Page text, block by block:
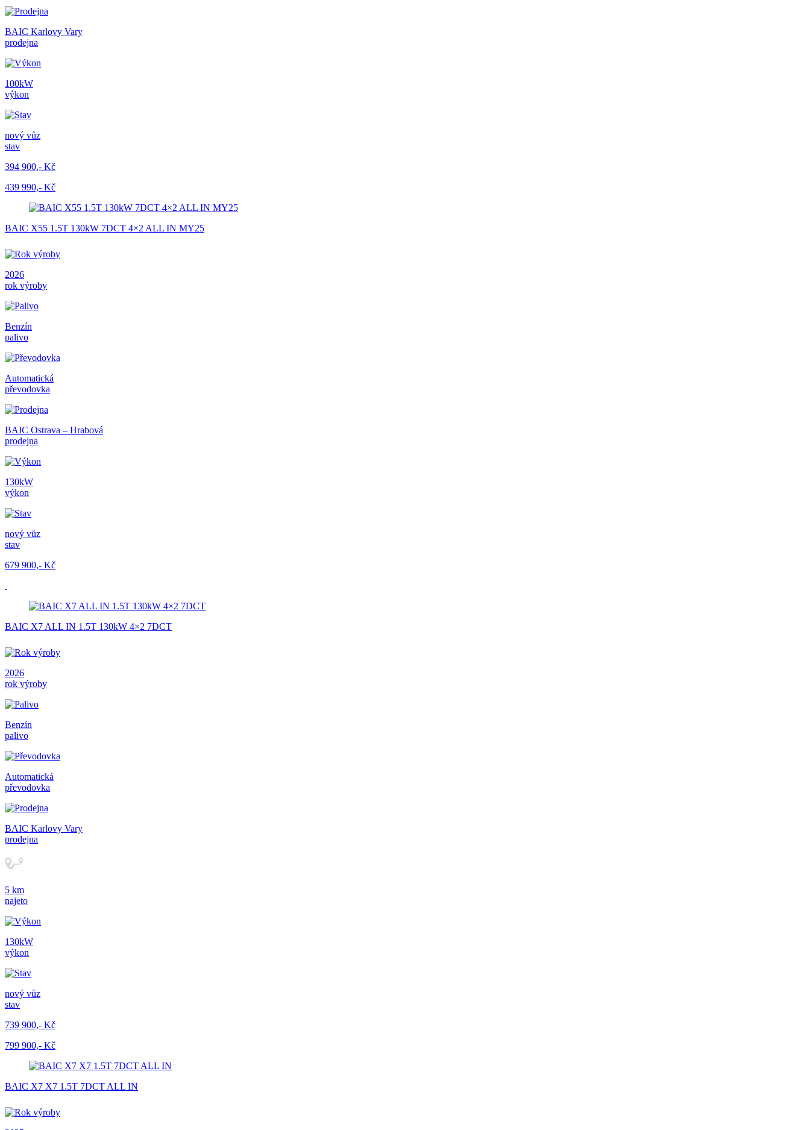
BAIC Karlovy Vary
prodejna
100kW
výkon
nový vůz
stav
394 900,- Kč
439 990,- Kč
BAIC X55 1.5T 130kW 7DCT 4×2 ALL IN MY25
2026
rok výroby
Benzín
palivo
Automatická
převodovka
BAIC Ostrava – Hrabová
prodejna
130kW
výkon
nový vůz
stav
679 900,- Kč
BAIC X7 ALL IN 1.5T 130kW 4×2 7DCT
2026
rok výroby
Benzín
palivo
Automatická
převodovka
BAIC Karlovy Vary
prodejna
5 km
najeto
130kW
výkon
nový vůz
stav
739 900,- Kč
799 900,- Kč
BAIC X7 X7 1.5T 7DCT ALL IN